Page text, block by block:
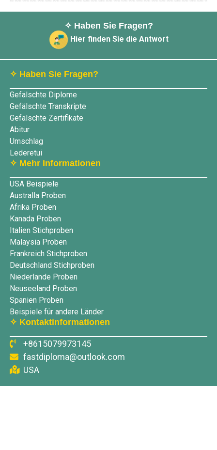
✧ Haben Sie Fragen?
Hier finden Sie die Antwort
✧ Haben Sie Fragen?
Gefälschte Diplome
Gefälschte Transkripte
Gefälschte Zertifikate
Abitur
Umschlag
Lederetui
✧ Mehr Informationen
USA Beispiele
Australla Proben
Afrika Proben
Kanada Proben
Italien Stichproben
Malaysia Proben
Frankreich Stichproben
Deutschland Stichproben
Niederlande Proben
Neuseeland Proben
Spanien Proben
Beispiele für andere Länder
✧ Kontaktinformationen
+8615079973145
fastdiploma@outlook.com
USA